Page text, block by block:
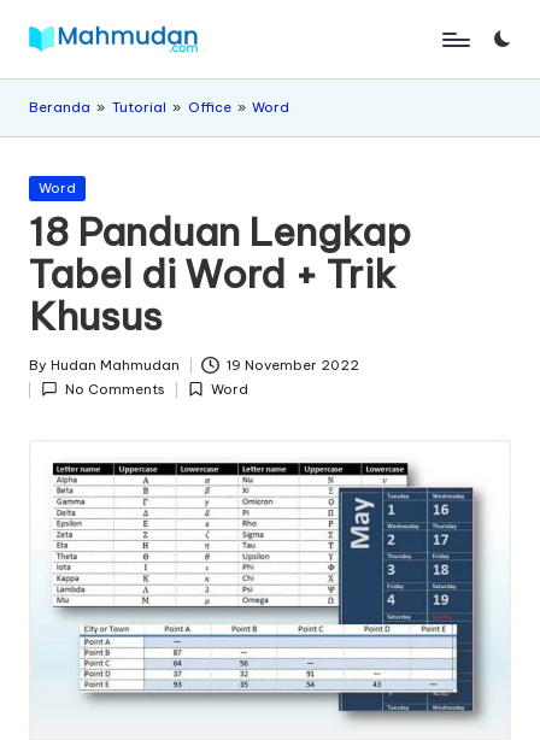
Skip
M
a
m
u
d
a
n
Tanpa
Biaya
Beranda » Tutorial » Office » Word
Posted
in
Word
18 Panduan Lengkap
Tabel di Word + Trik
Khusus
Posted
by
By Hudan Mahmudan
19 November 2022
No Comments
Posted
Word